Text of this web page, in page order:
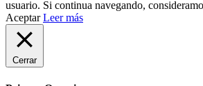
usuario. Si continua navegando,
Aceptar Leer más
Cerrar